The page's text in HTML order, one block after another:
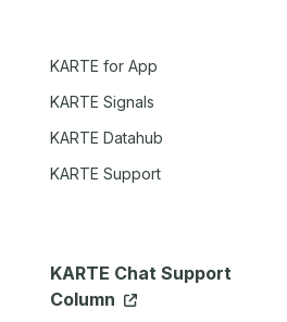
KARTE for App
KARTE Signals
KARTE Datahub
KARTE Support
KARTE Chat Support
Column